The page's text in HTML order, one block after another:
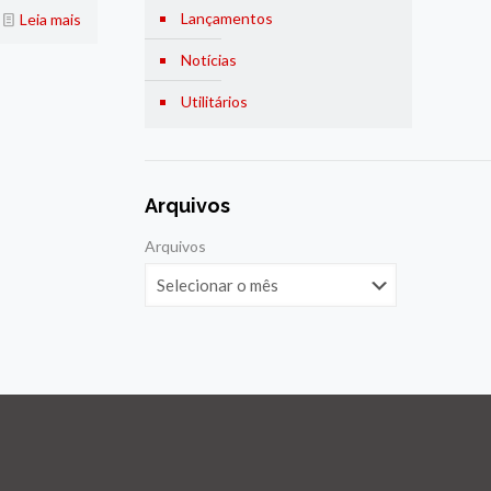
Leia mais Lançamentos
Notícias
Utilitários
Arquivos
Arquivos